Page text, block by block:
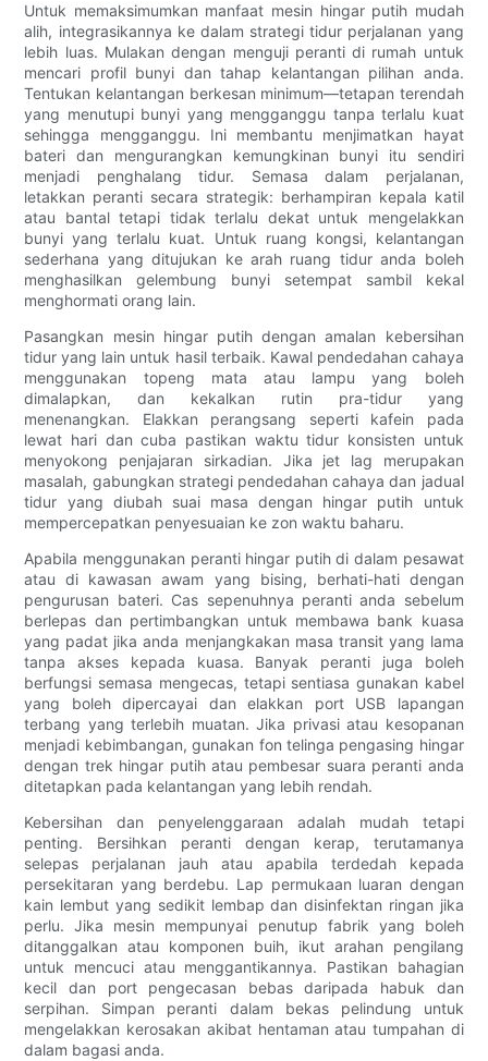
Untuk memaksimumkan manfaat mesin hingar putih mudah
alih, integrasikannya ke dalam strategi tidur perjalanan yang
lebih luas. Mulakan dengan menguji peranti di rumah untuk
mencari profil bunyi dan tahap kelantangan pilihan anda.
Tentukan kelantangan berkesan minimum—tetapan terendah
yang menutupi bunyi yang mengganggu tanpa terlalu kuat
sehingga mengganggu. Ini membantu menjimatkan hayat
bateri dan mengurangkan kemungkinan bunyi itu sendiri
menjadi penghalang tidur. Semasa dalam perjalanan,
letakkan peranti secara strategik: berhampiran kepala katil
atau bantal tetapi tidak terlalu dekat untuk mengelakkan
bunyi yang terlalu kuat. Untuk ruang kongsi, kelantangan
sederhana yang ditujukan ke arah ruang tidur anda boleh
menghasilkan gelembung bunyi setempat sambil kekal
menghormati orang lain.
Pasangkan mesin hingar putih dengan amalan kebersihan
tidur yang lain untuk hasil terbaik. Kawal pendedahan cahaya
menggunakan topeng mata atau lampu yang boleh
dimalapkan, dan kekalkan rutin pra-tidur yang
menenangkan. Elakkan perangsang seperti kafein pada
lewat hari dan cuba pastikan waktu tidur konsisten untuk
menyokong penjajaran sirkadian. Jika jet lag merupakan
masalah, gabungkan strategi pendedahan cahaya dan jadual
tidur yang diubah suai masa dengan hingar putih untuk
mempercepatkan penyesuaian ke zon waktu baharu.
Apabila menggunakan peranti hingar putih di dalam pesawat
atau di kawasan awam yang bising, berhati-hati dengan
pengurusan bateri. Cas sepenuhnya peranti anda sebelum
berlepas dan pertimbangkan untuk membawa bank kuasa
yang padat jika anda menjangkakan masa transit yang lama
tanpa akses kepada kuasa. Banyak peranti juga boleh
berfungsi semasa mengecas, tetapi sentiasa gunakan kabel
yang boleh dipercayai dan elakkan port USB lapangan
terbang yang terlebih muatan. Jika privasi atau kesopanan
menjadi kebimbangan, gunakan fon telinga pengasing hingar
dengan trek hingar putih atau pembesar suara peranti anda
ditetapkan pada kelantangan yang lebih rendah.
Kebersihan dan penyelenggaraan adalah mudah tetapi
penting. Bersihkan peranti dengan kerap, terutamanya
selepas perjalanan jauh atau apabila terdedah kepada
persekitaran yang berdebu. Lap permukaan luaran dengan
kain lembut yang sedikit lembap dan disinfektan ringan jika
perlu. Jika mesin mempunyai penutup fabrik yang boleh
ditanggalkan atau komponen buih, ikut arahan pengilang
untuk mencuci atau menggantikannya. Pastikan bahagian
kecil dan port pengecasan bebas daripada habuk dan
serpihan. Simpan peranti dalam bekas pelindung untuk
mengelakkan kerosakan akibat hentaman atau tumpahan di
dalam bagasi anda.